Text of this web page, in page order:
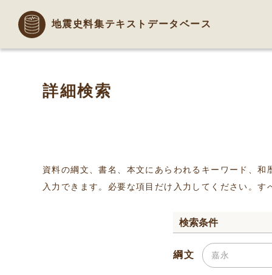
地震史料集テキストデータベース
詳細検索
資料の綱文、書名、本文にあらわれるキーワード、
入力できます。必要な項目だけ入力してください。
検索条件
綱文